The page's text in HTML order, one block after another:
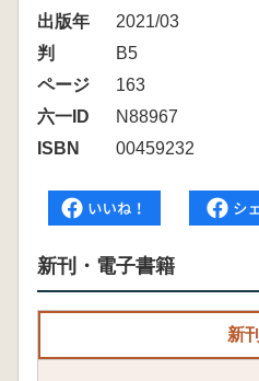
出版年
2021/03
判
B5
ページ
163
六一ID
N88967
ISBN
00459232
新刊・電子書籍
新刊